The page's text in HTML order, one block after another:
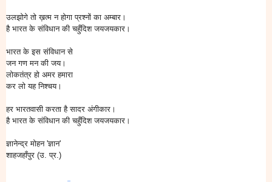
उलझोगे तो ख़त्म न होगा प्रश्नों का अम्बार।
है भारत के संविधान की चहुँदिश जयजयकार।
भारत के इस संविधान से
जन गण मन की जय।
लोकतंत्र हो अमर हमारा
कर लो यह निश्चय।
हर भारतवासी करता है सादर अंगीकार।
है भारत के संविधान की चहुँदिश जयजयकार।
ज्ञानेन्द्र मोहन 'ज्ञान'
शाहजहाँपुर (उ. प्र.)